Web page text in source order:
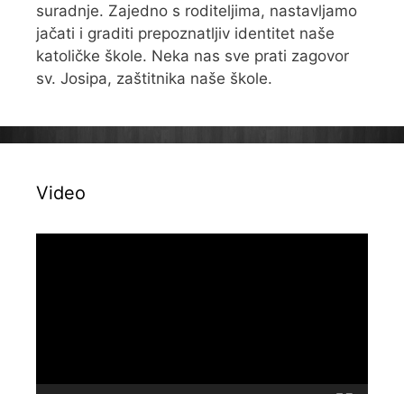
suradnje. Zajedno s roditeljima, nastavljamo
jačati i graditi prepoznatljiv identitet naše
katoličke škole. Neka nas sve prati zagovor
sv. Josipa, zaštitnika naše škole.
Video